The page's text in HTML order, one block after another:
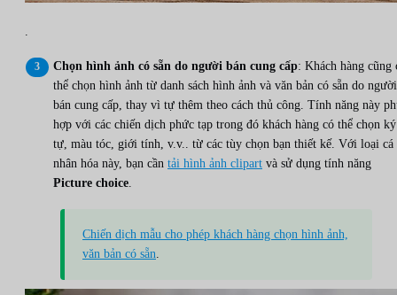
Chọn hình ảnh có sẵn do người bán cung cấp: Khách hàng cũng
thể chọn hình ảnh từ danh sách hình ảnh và văn bản có sẵn do người
bán cung cấp, thay vì tự thêm theo cách thủ công. Tính năng này
hợp với các chiến dịch phức tạp trong đó khách hàng có thể chọn ký
tự, màu tóc, giới tính, v.v.. từ các tùy chọn bạn thiết kế. Với loại cá
nhân hóa này, bạn cần tải hình ảnh clipart và sử dụng tính năng
Picture choice.
Chiến dịch mẫu cho phép khách hàng chọn hình ảnh,
văn bản có sẵn